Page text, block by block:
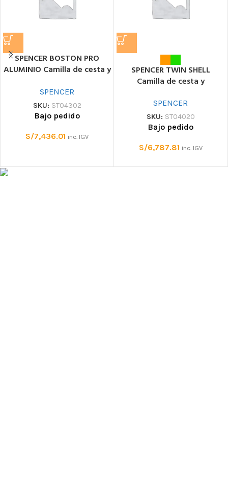
SPENCER BOSTON PRO
ALUMINIO Camilla de cesta y
SPENCER
SKU: ST04302
Bajo pedido
S/7,436.01 inc. IGV
SPENCER TWIN SHELL
Camilla de cesta y
SPENCER
SKU: ST04020
Bajo pedido
S/6,787.81 inc. IGV